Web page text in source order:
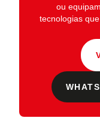
ou
tecnologias